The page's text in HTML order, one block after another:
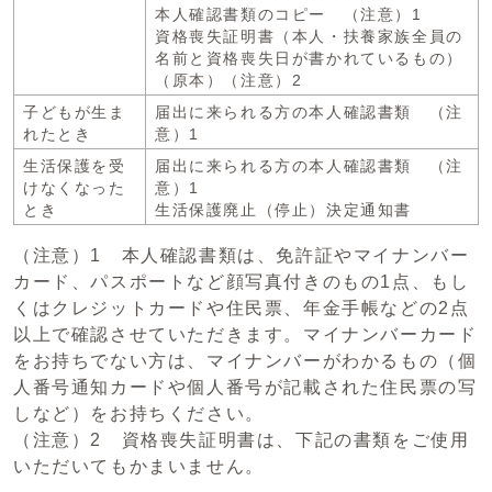
本人確認書類のコピー （注意）1
資格喪失証明書（本人・扶養家族全員の
名前と資格喪失日が書かれているもの）
（原本）（注意）2
子どもが生ま
れたとき
届出に来られる方の本人確認書類 （注
意）1
生活保護を受
けなくなった
とき
届出に来られる方の本人確認書類 （注
意）1
生活保護廃止（停止）決定通知書
（注意）1 本人確認書類は、免許証やマイナンバー
カード、パスポートなど顔写真付きのもの1点、もし
くはクレジットカードや住民票、年金手帳などの2点
以上で確認させていただきます。マイナンバーカード
をお持ちでない方は、マイナンバーがわかるもの（個
人番号通知カードや個人番号が記載された住民票の写
しなど）をお持ちください。
（注意）2 資格喪失証明書は、下記の書類をご使用
いただいてもかまいません。